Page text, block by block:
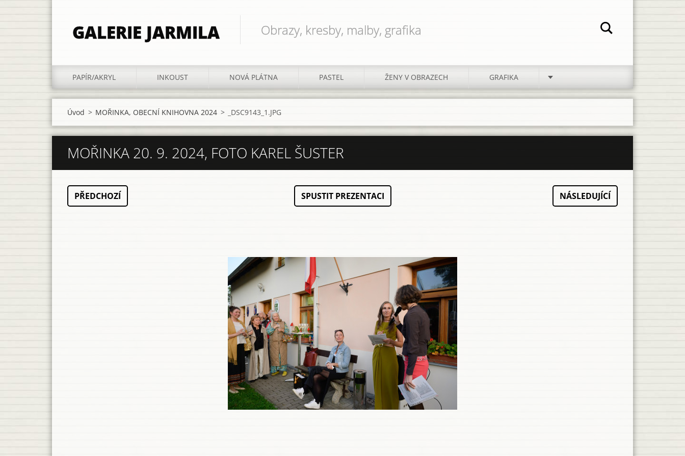
GALERIE JARMILA Obrazy, kresby, malby, grafika
PAPÍR/AKRYL INKOUST NOVÁ PLÁTNA PASTEL ŽENY V OBRAZECH GRAFIKA
Úvod > MOŘINKA, OBECNÍ KNIHOVNA 2024 > _DSC9143_1.JPG
MOŘINKA 20. 9. 2024, FOTO KAREL ŠUSTER
PŘEDCHOZÍ SPUSTIT PREZENTACI NÁSLEDUJÍCÍ